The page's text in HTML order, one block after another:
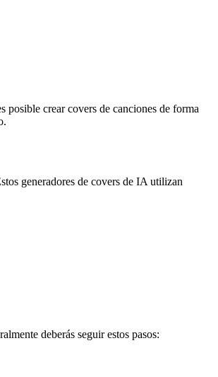
crear covers de canciones de forma
generadores de covers de IA utilizan
deberás seguir estos pasos: